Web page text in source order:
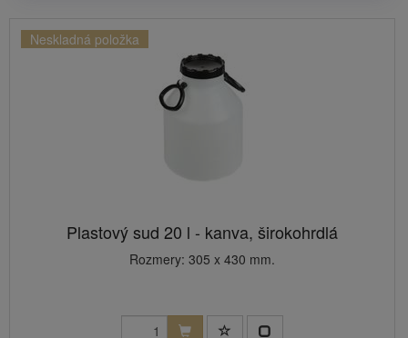
Neskladná položka
Plastový sud 20 l - kanva, širokohrdlá
Rozmery: 305 x 430 mm.